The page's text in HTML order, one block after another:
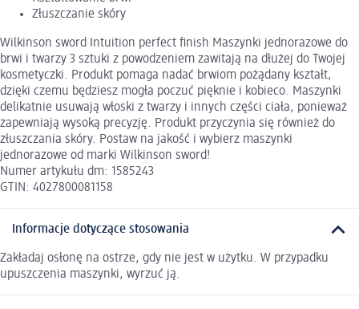
Złuszczanie skóry
Wilkinson sword Intuition perfect finish Maszynki jednorazowe do
brwi i twarzy 3 sztuki z powodzeniem zawitają na dłużej do Twojej
kosmetyczki. Produkt pomaga nadać brwiom pożądany kształt,
dzięki czemu będziesz mogła poczuć pięknie i kobieco. Maszynki
delikatnie usuwają włoski z twarzy i innych części ciała, ponieważ
zapewniają wysoką precyzję. Produkt przyczynia się również do
złuszczania skóry. Postaw na jakość i wybierz maszynki
jednorazowe od marki Wilkinson sword!
Numer artykułu dm: 1585243
GTIN: 4027800081158
Informacje dotyczące stosowania
Zakładaj osłonę na ostrze, gdy nie jest w użytku. W przypadku
upuszczenia maszynki, wyrzuć ją.